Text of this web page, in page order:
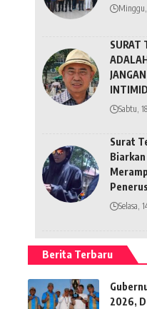
Minggu,
SURAT
Sabtu,
Surat
Selasa,
Berita Terbaru
2026,